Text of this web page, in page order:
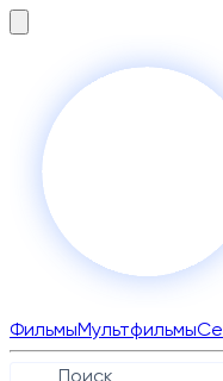
ФильмыМультфильмы